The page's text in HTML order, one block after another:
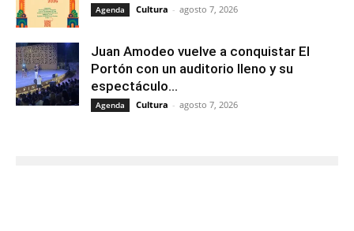
Agenda Cultura - agosto 7, 2026
Juan Amodeo vuelve a conquistar El
Portón con un auditorio lleno y su
espectáculo...
Agenda Cultura - agosto 7, 2026